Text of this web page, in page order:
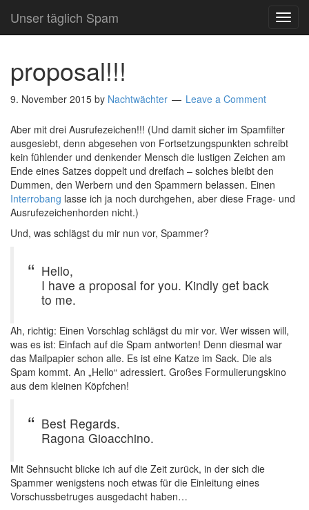
Unser täglich Spam
proposal!!!
9. November 2015 by Nachtwächter Leave a Comment
Aber mit drei Ausrufezeichen!!! (Und damit sicher im Spamfilter
ausgesiebt, denn abgesehen von Fortsetzungspunkten schreibt
kein fühlender und denkender Mensch die lustigen Zeichen am
Ende eines Satzes doppelt und dreifach – solches bleibt den
Dummen, den Werbern und den Spammern belassen. Einen
Interrobang lasse ich ja noch durchgehen, aber diese Frage- und
Ausrufezeichenhorden nicht.)
Und, was schlägst du mir nun vor, Spammer?
Hello,
I have a proposal for you. Kindly get back
to me.
Ah, richtig: Einen Vorschlag schlägst du mir vor. Wer wissen will,
was es ist: Einfach auf die Spam antworten! Denn diesmal war
das Mailpapier schon alle. Es ist eine Katze im Sack. Die als
Spam kommt. An „Hello“ adressiert. Großes Formulierungskino
aus dem kleinen Köpfchen!
Best Regards.
Ragona Gioacchino.
Mit Sehnsucht blicke ich auf die Zeit zurück, in der sich die
Spammer wenigstens noch etwas für die Einleitung eines
Vorschussbetruges ausgedacht haben…